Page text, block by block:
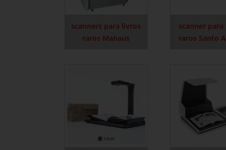
scanners para livros
raros Manaus
scanner
raros Santo